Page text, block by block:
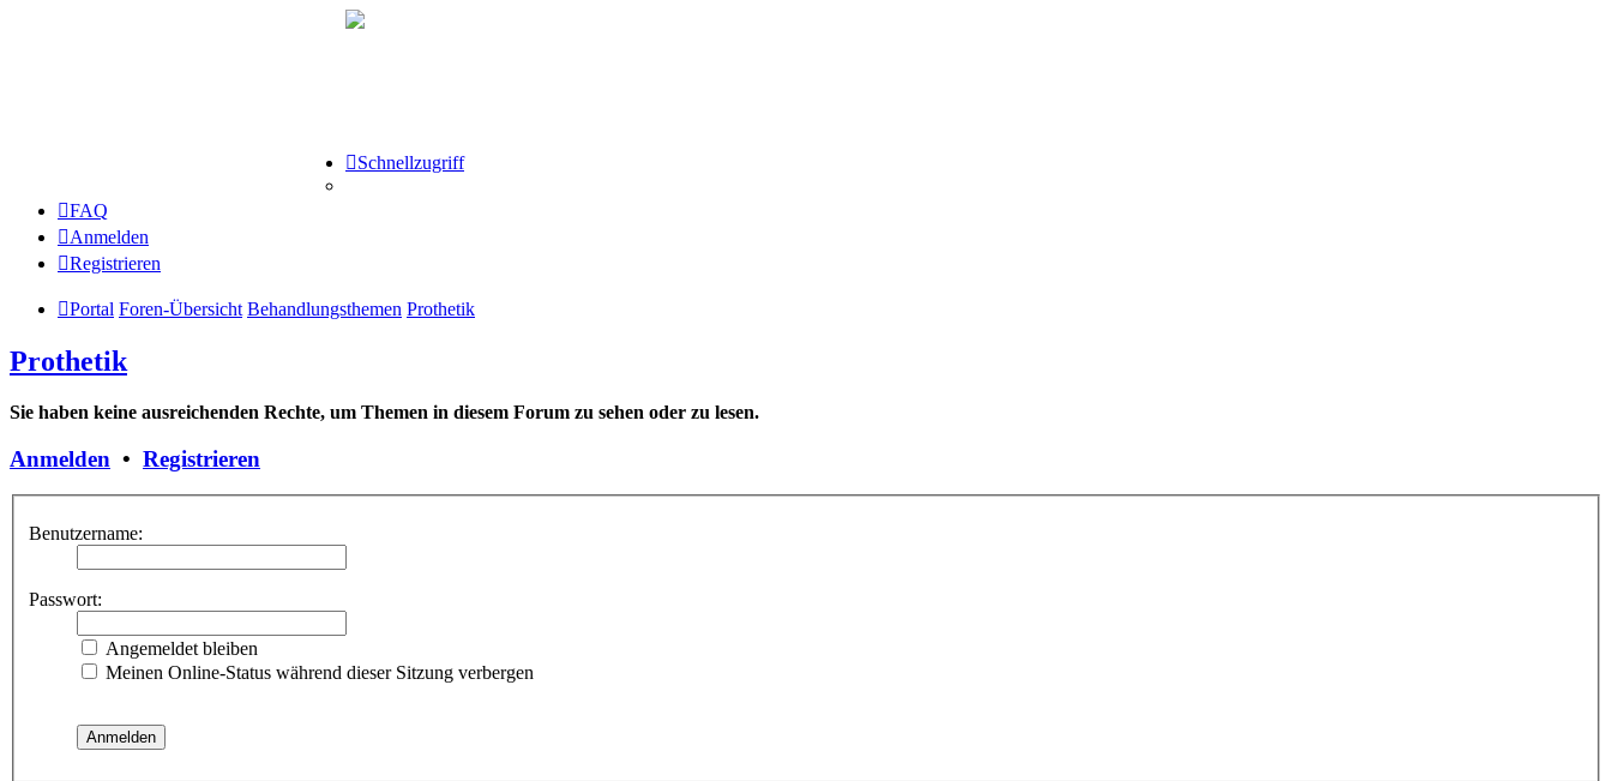
Schnellzugriff
FAQ
Anmelden
Registrieren
Portal Foren-Übersicht Behandlungsthemen Prothetik
Prothetik
Sie haben keine ausreichenden Rechte, um Themen in diesem Forum zu sehen oder zu lesen.
Anmelden • Registrieren
Benutzername:
Passwort:
Angemeldet bleiben
Meinen Online-Status während dieser Sitzung verbergen